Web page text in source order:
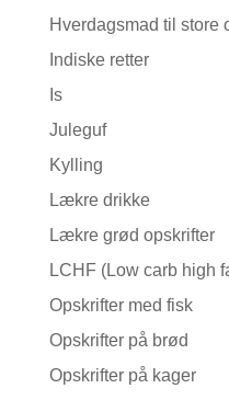
Hverdagsmad til store
Indiske retter
Is
Juleguf
Kylling
Lækre drikke
Lækre grød opskrifter
LCHF (Low carb high
Opskrifter med fisk
Opskrifter på brød
Opskrifter på kager